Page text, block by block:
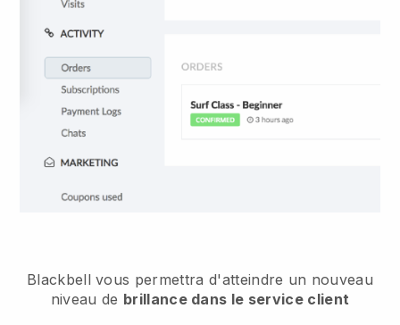
Blackbell vous permettra d'atteindre un nouveau
niveau de brillance dans le service client